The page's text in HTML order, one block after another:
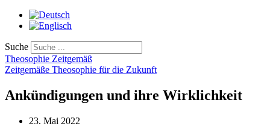
Suche
Theosophie Zeitgemäß
Zeitgemäße Theosophie für die Zukunft
Ankündigungen und ihre Wirklichkeit
23. Mai 2022